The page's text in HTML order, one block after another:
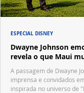
Dwayne Johnson
revela o que Maui
A passagem de Dwayne
imprensa e convidados
inspirada no universo de
ESPECIAL DISNEY